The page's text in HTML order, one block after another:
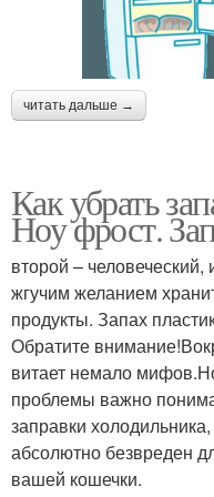
читать дальше →
Как убрать
Ноу фрост.
второй –
жгучим желанием
продукты. Запах
Обратите
витает немало
проблемы важно
заправки
абсолютно безвреден
вашей кошечки.